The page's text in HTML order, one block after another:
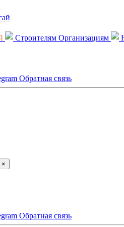
Строителям Организациям
Обратная связь
×
Обратная связь